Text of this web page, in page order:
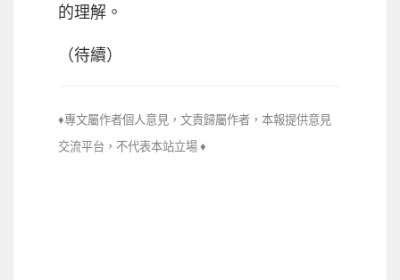
的理解。
（待續）
♦專文屬作者個人意見，文責歸屬作者，本報提供意見
交流平台，不代表本站立場 ♦